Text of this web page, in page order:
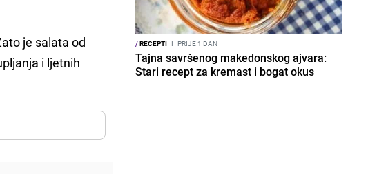
je salata od
i ljetnih
/RECEPTI I PRIJE 1 DAN
Tajna savršenog makedonskog ajvara:
Stari recept za kremast i bogat okus